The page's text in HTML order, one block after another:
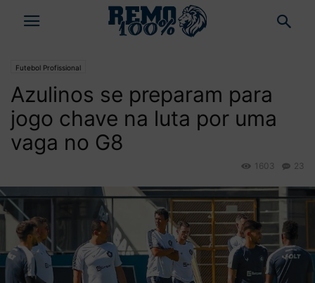
Futebol Profissional
Azulinos se preparam para
jogo chave na luta por uma
vaga no G8
23
1603